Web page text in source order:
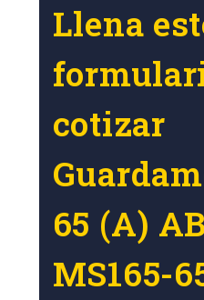
Llena
cotizar
65 (A)
MS165-